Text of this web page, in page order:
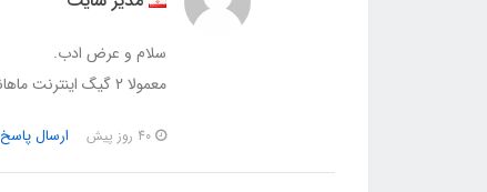
سلام و عرض ادب.
معمولا 2 گیگ اینترنت ماهانه لازم هست. اما این مورد بسته به میزان ضبط دوربین هست.
ارسال پاسخ